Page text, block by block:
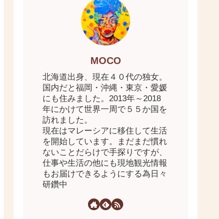
MOCO
北海道出身、現在４０代の独女。
国内だと福岡・沖縄・東京・愛媛
にも住みました。2013年～2018
年にかけて世界一周で５５か国を
訪れました。
現在はマレーシアに移住して生活
を開始しています。まだまだ慣れ
ないことだらけで手探りですが、
仕事や生活の他にも現地観光情報
もお届けできるようにする為日々
研鑽中